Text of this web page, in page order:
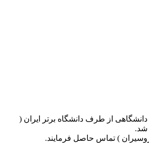
از طرف دانشگاه برتر ایران (
شد.
) تماس حاصل فرمایند.